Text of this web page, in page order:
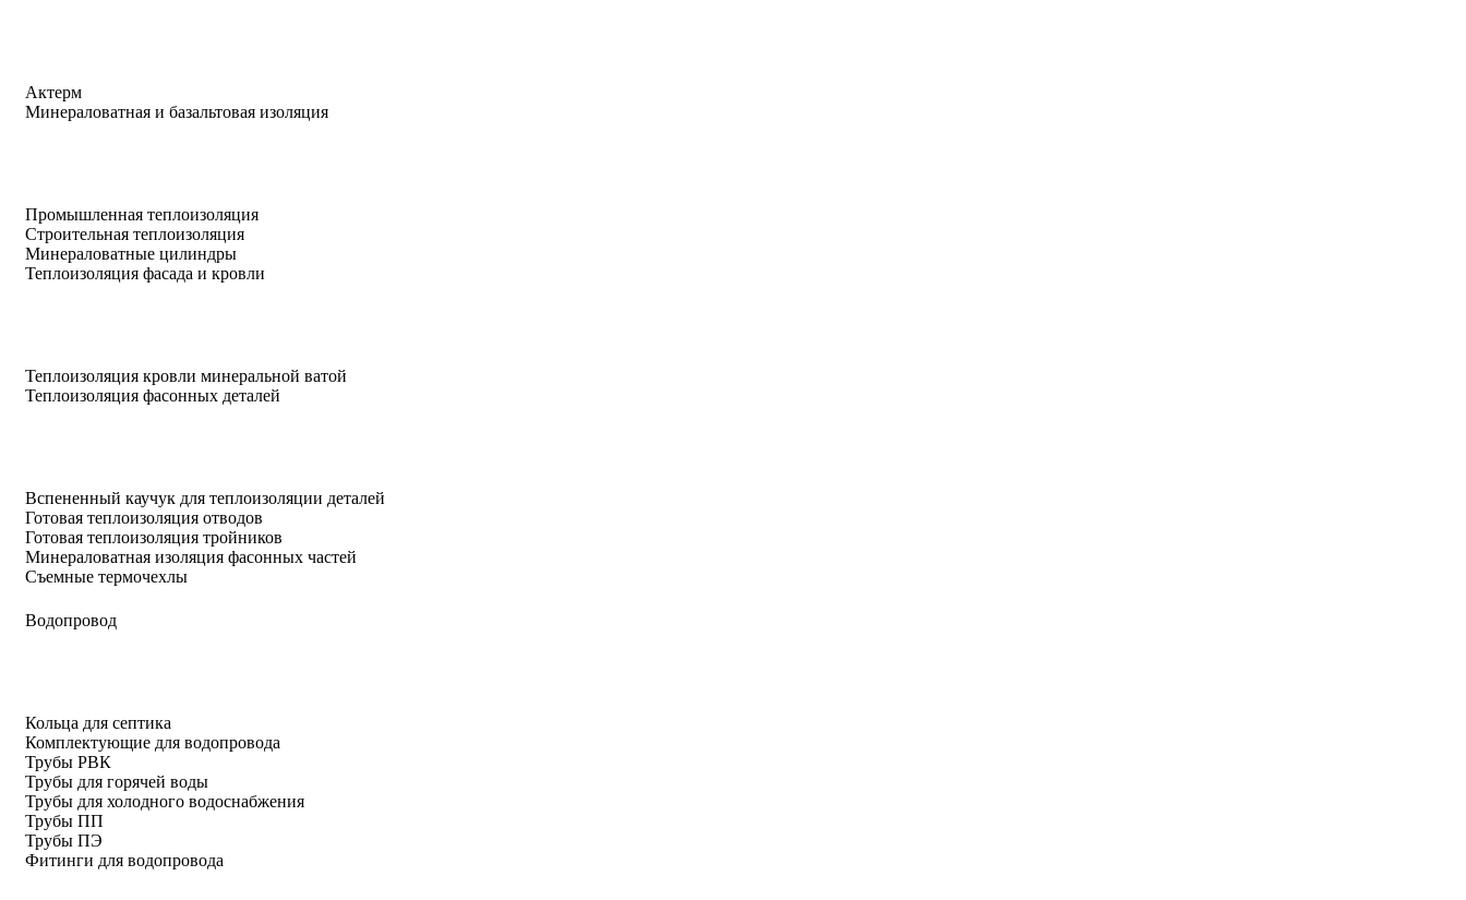
Актерм
Минераловатная и базальтовая изоляция
Промышленная теплоизоляция
Строительная теплоизоляция
Минераловатные цилиндры
Теплоизоляция фасада и кровли
Теплоизоляция кровли минеральной ватой
Теплоизоляция фасонных деталей
Вспененный каучук для теплоизоляции деталей
Готовая теплоизоляция отводов
Готовая теплоизоляция тройников
Минераловатная изоляция фасонных частей
Съемные термочехлы
Водопровод
Кольца для септика
Комплектующие для водопровода
Трубы РВК
Трубы для горячей воды
Трубы для холодного водоснабжения
Трубы ПП
Трубы ПЭ
Фитинги для водопровода